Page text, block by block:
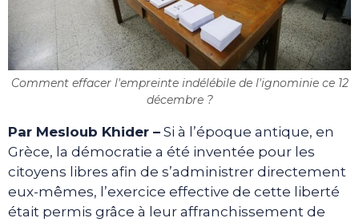
Comment effacer l'empreinte indélébile de l'ignominie ce 12
décembre ?
Par Mesloub Khider – Si à l’époque antique, en
Grèce, la démocratie a été inventée pour les
citoyens libres afin de s’administrer directement
eux-mêmes, l’exercice effective de cette liberté
était permis grâce à leur affranchissement de